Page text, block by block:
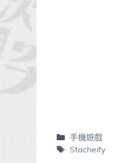
手機遊戲
Stacheify